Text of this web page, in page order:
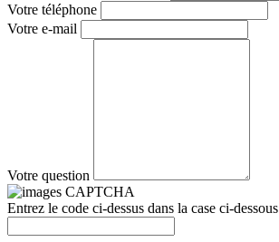
Votre téléphone
Votre e-mail
Votre question
Entrez le code ci-dessus dans la case ci-dessous